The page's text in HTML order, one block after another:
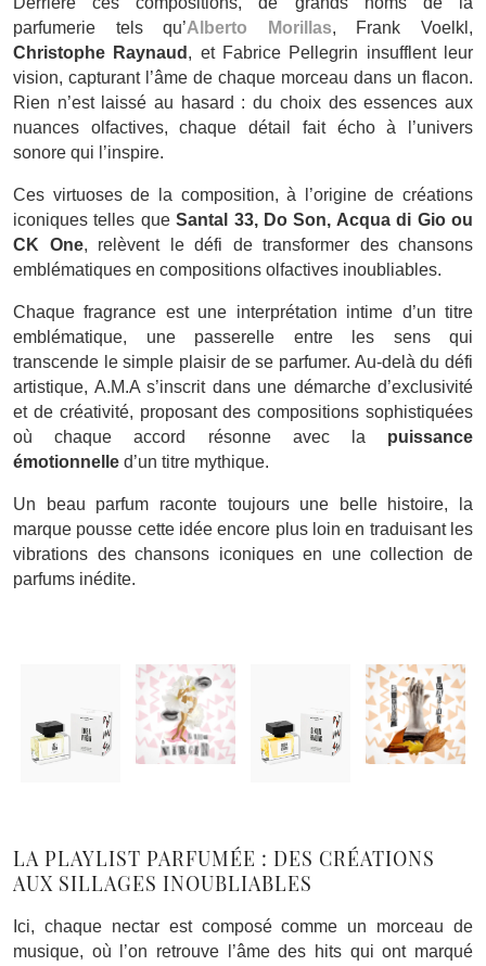
parfumerie tels qu’Alberto Morillas, Frank Voelkl,
Christophe Raynaud , et Fabrice Pellegrin insufflent leur
vision, capturant l’âme de chaque morceau dans un flacon.
Rien n’est laissé au hasard : du choix des essences aux
nuances olfactives, chaque détail fait écho à l’univers
sonore qui l’inspire.
Ces virtuoses de la composition, à l’origine de créations
iconiques telles queSantal 33, Do Son, Acqua di Gio ou
CK One, relèvent le défi de transformer des chansons
emblématiques en compositions olfactives inoubliables.
Chaque fragrance est une interprétation intime d’un titre
emblématique, une passerelle entre les sens qui
transcende le simple plaisir de se parfumer. Au-delà du défi
artistique, A.M.A s’inscrit dans une démarche d’exclusivité
et de créativité, proposant des compositions sophistiquées
où chaque accord résonne avec la puissance
émotionnelle d’un titre mythique.
Un beau parfum raconte toujours une belle histoire, la
marque pousse cette idée encore plus loin en traduisant les
vibrations des chansons iconiques en une collection de
parfums inédite.
LA PLAYLIST PARFUMÉE : DES CRÉATIONS
AUX SILLAGES INOUBLIABLES
Ici, chaque nectar est composé comme un morceau de
musique, où l’on retrouve l’âme des hits qui ont marqué